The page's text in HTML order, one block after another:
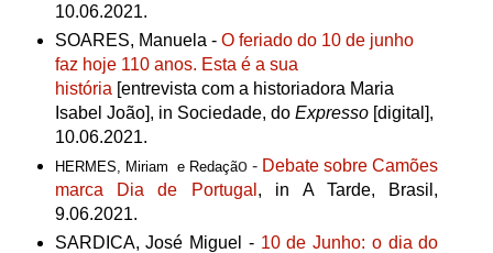
10.06.2021.
SOARES, Manuela - O feriado do 10 de junho
faz hoje 110 anos. Esta é a sua
história [entrevista com a historiadora Maria
Isabel João], in Sociedade, do Expresso[digital],
10.06.2021.
HERMES, Miriam e Redação - Debate sobre Camões
marca Dia de Portugal , in A Tarde, Brasil,
9.06.2021.
SARDICA, José Miguel - 10 de Junho: o dia do